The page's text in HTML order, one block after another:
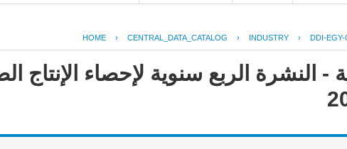
HOME › CENTRAL_DATA_CATALOG › INDUSTRY › DDI-EGY-
النشرة الربع سنوية لإحصاء الإنتاج